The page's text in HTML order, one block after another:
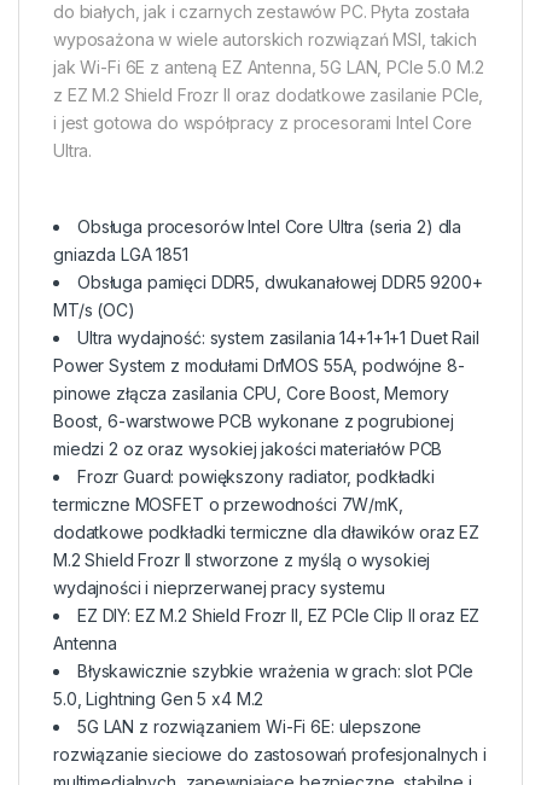
do białych, jak i czarnych zestawów PC. Płyta została
wyposażona w wiele autorskich rozwiązań MSI, takich
jak Wi-Fi 6E z anteną EZ Antenna, 5G LAN, PCIe 5.0 M.2
z EZ M.2 Shield Frozr II oraz dodatkowe zasilanie PCIe,
i jest gotowa do współpracy z procesorami Intel Core
Ultra.
Obsługa procesorów Intel Core Ultra (seria 2) dla
gniazda LGA 1851
Obsługa pamięci DDR5, dwukanałowej DDR5 9200+
MT/s (OC)
Ultra wydajność: system zasilania 14+1+1+1 Duet Rail
Power System z modułami DrMOS 55A, podwójne 8-
pinowe złącza zasilania CPU, Core Boost, Memory
Boost, 6-warstwowe PCB wykonane z pogrubionej
miedzi 2 oz oraz wysokiej jakości materiałów PCB
Frozr Guard: powiększony radiator, podkładki
termiczne MOSFET o przewodności 7W/mK,
dodatkowe podkładki termiczne dla dławików oraz EZ
M.2 Shield Frozr II stworzone z myślą o wysokiej
wydajności i nieprzerwanej pracy systemu
EZ DIY: EZ M.2 Shield Frozr II, EZ PCIe Clip II oraz EZ
Antenna
Błyskawicznie szybkie wrażenia w grach: slot PCIe
5.0, Lightning Gen 5 x4 M.2
5G LAN z rozwiązaniem Wi-Fi 6E: ulepszone
rozwiązanie sieciowe do zastosowań profesjonalnych i